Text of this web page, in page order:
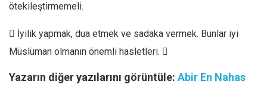
ötekileştirmemeli.
 İyilik yapmak, dua etmek ve sadaka vermek. Bunlar iyi
Müslüman olmanın önemli hasletleri. 
Yazarın diğer yazılarını görüntüle: Abir En Nahas